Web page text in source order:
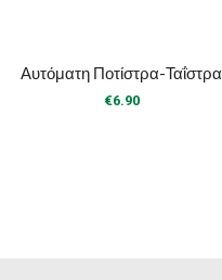
Αυτόματη Ποτίστρα-Ταΐστρα
€6.90